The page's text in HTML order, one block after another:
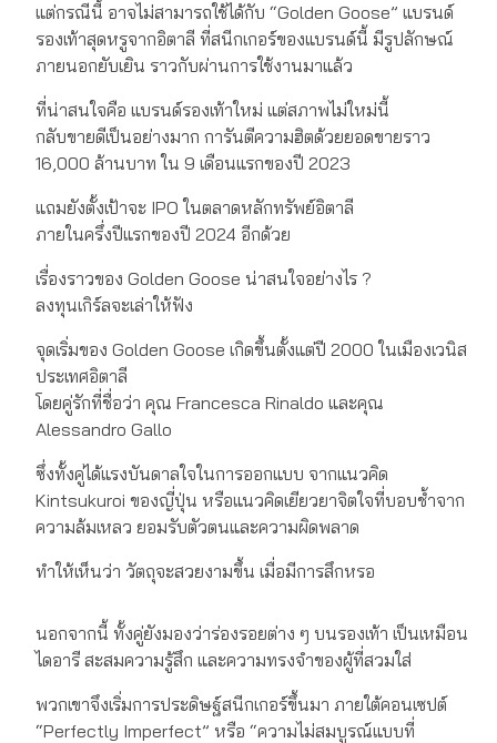
แต่กรณีนี้ อาจไม่สามารถใช้ได้กับ “Golden Goose” แบรนด์
รองเท้าสุดหรูจากอิตาลี ที่สนีกเกอร์ของแบรนด์นี้ มีรูปลักษณ์
ภายนอกยับเยิน ราวกับผ่านการใช้งานมาแล้ว
ที่น่าสนใจคือ แบรนด์รองเท้าใหม่ แต่สภาพไม่ใหม่นี้
กลับขายดีเป็นอย่างมาก การันตีความฮิตด้วยยอดขายราว
16,000 ล้านบาท ใน 9 เดือนแรกของปี 2023
แถมยังตั้งเป้าจะ IPO ในตลาดหลักทรัพย์อิตาลี
ภายในครึ่งปีแรกของปี 2024 อีกด้วย
เรื่องราวของ Golden Goose น่าสนใจอย่างไร ?
ลงทุนเกิร์ลจะเล่าให้ฟัง
จุดเริ่มของ ​Golden Goose เกิดขึ้นตั้งแต่ปี 2000 ในเมืองเวนิส
ประเทศอิตาลี
โดยคู่รักที่ชื่อว่า คุณ Francesca Rinaldo และคุณ
Alessandro Gallo
ซึ่งทั้งคู่ได้แรงบันดาลใจในการออกแบบ จากแนวคิด
Kintsukuroi ของญี่ปุ่น หรือแนวคิดเยียวยาจิตใจที่บอบช้ำจาก
ความล้มเหลว ยอมรับตัวตนและความผิดพลาด
ทำให้เห็นว่า วัตถุจะสวยงามขึ้น เมื่อมีการสึกหรอ
นอกจากนี้ ทั้งคู่ยังมองว่าร่องรอยต่าง ๆ บนรองเท้า เป็นเหมือน
ไดอารี สะสมความรู้สึก และความทรงจำของผู้ที่สวมใส่
พวกเขาจึงเริ่มการประดิษฐ์สนีกเกอร์ขึ้นมา ภายใต้คอนเซปต์
“Perfectly Imperfect” หรือ “ความไม่สมบูรณ์แบบที่